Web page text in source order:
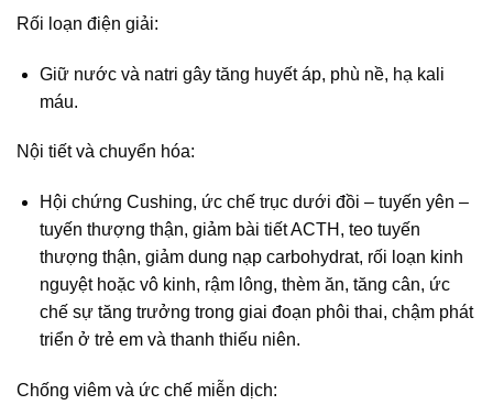
Rối loạn điện giải:
Giữ nước và natri gây tăng huyết áp, phù nề, hạ kali
máu.
Nội tiết và chuyển hóa:
Hội chứng Cushing, ức chế trục dưới đồi – tuyến yên –
tuyến thượng thận, giảm bài tiết ACTH, teo tuyến
thượng thận, giảm dung nạp carbohydrat, rối loạn kinh
nguyệt hoặc vô kinh, rậm lông, thèm ăn, tăng cân, ức
chế sự tăng trưởng trong giai đoạn phôi thai, chậm phát
triển ở trẻ em và thanh thiếu niên.
Chống viêm và ức chế miễn dịch: